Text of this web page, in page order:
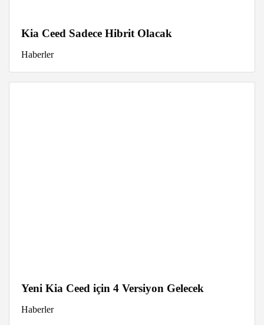
Kia Ceed Sadece Hibrit Olacak
Haberler
Yeni Kia Ceed için 4 Versiyon Gelecek
Haberler